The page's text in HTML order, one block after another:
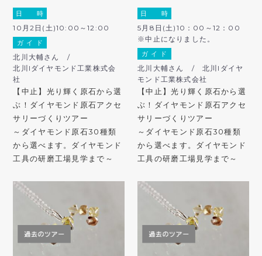
日 時
10月2日(土)10:00～12:00
ガ イ ド
北川大輔さん /
北川lダイヤモンド工業株式会
社
【中止】光り輝く原石から選
ぶ！ダイヤモンド原石アクセ
サリーづくりツアー
～ダイヤモンド原石30種類
から選べます。ダイヤモンド
工具の研磨工場見学まで～
日 時
5月8日(土)10：00～12：00
※中止になりました。
ガ イ ド
北川大輔さん / 北川lダイヤ
モンド工業株式会社
【中止】光り輝く原石から選
ぶ！ダイヤモンド原石アクセ
サリーづくりツアー
～ダイヤモンド原石30種類
から選べます。ダイヤモンド
工具の研磨工場見学まで～